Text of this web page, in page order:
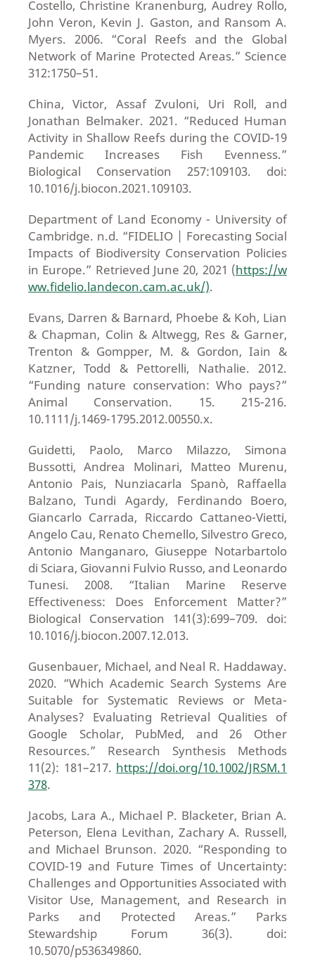
Costello, Christine Kranenburg, Audrey Rollo,
John Veron, Kevin J. Gaston, and Ransom A.
Myers. 2006. “Coral Reefs and the Global
Network of Marine Protected Areas.” Science
312:1750–51.
China, Victor, Assaf Zvuloni, Uri Roll, and
Jonathan Belmaker. 2021. “Reduced Human
Activity in Shallow Reefs during the COVID-19
Pandemic Increases Fish Evenness.”
Biological Conservation 257:109103. doi:
10.1016/j.biocon.2021.109103.
Department of Land Economy - University of
Cambridge. n.d. “FIDELIO | Forecasting Social
Impacts of Biodiversity Conservation Policies
in Europe.” Retrieved June 20, 2021 (https://w
ww.fidelio.landecon.cam.ac.uk/).
Evans, Darren & Barnard, Phoebe & Koh, Lian
& Chapman, Colin & Altwegg, Res & Garner,
Trenton & Gompper, M. & Gordon, Iain &
Katzner, Todd & Pettorelli, Nathalie. 2012.
“Funding nature conservation: Who pays?”
Animal Conservation. 15. 215-216.
10.1111/j.1469-1795.2012.00550.x.
Guidetti, Paolo, Marco Milazzo, Simona
Bussotti, Andrea Molinari, Matteo Murenu,
Antonio Pais, Nunziacarla Spanò, Raffaella
Balzano, Tundi Agardy, Ferdinando Boero,
Giancarlo Carrada, Riccardo Cattaneo-Vietti,
Angelo Cau, Renato Chemello, Silvestro Greco,
Antonio Manganaro, Giuseppe Notarbartolo
di Sciara, Giovanni Fulvio Russo, and Leonardo
Tunesi. 2008. “Italian Marine Reserve
Effectiveness: Does Enforcement Matter?”
Biological Conservation 141(3):699–709. doi:
10.1016/j.biocon.2007.12.013.
Gusenbauer, Michael, and Neal R. Haddaway.
2020. “Which Academic Search Systems Are
Suitable for Systematic Reviews or Meta-
Analyses? Evaluating Retrieval Qualities of
Google Scholar, PubMed, and 26 Other
Resources.” Research Synthesis Methods
11(2): 181–217. https://doi.org/10.1002/JRSM.1
378.
Jacobs, Lara A., Michael P. Blacketer, Brian A.
Peterson, Elena Levithan, Zachary A. Russell,
and Michael Brunson. 2020. “Responding to
COVID-19 and Future Times of Uncertainty:
Challenges and Opportunities Associated with
Visitor Use, Management, and Research in
Parks and Protected Areas.” Parks
Stewardship Forum 36(3). doi:
10.5070/p536349860.